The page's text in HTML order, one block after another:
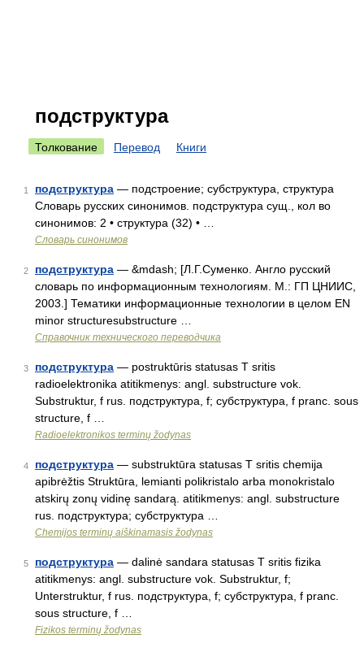
подструктура
Толкование Перевод Книги
1 подструктура — подстроение; субструктура, структура
Словарь русских синонимов. подструктура сущ., кол во
синонимов: 2 • структура (32) • …
Словарь синонимов
2 подструктура — &mdash; [Л.Г.Суменко. Англо русский
словарь по информационным технологиям. М.: ГП ЦНИИС,
2003.] Тематики информационные технологии в целом EN
minor structuresubstructure …
Справочник технического переводчика
3 подструктура — postruktūris statusas T sritis
radioelektronika atitikmenys: angl. substructure vok.
Substruktur, f rus. подструктура, f; субструктура, f pranc. sous
structure, f …
Radioelektronikos terminų žodynas
4 подструктура — substruktūra statusas T sritis chemija
apibrėžtis Struktūra, lemianti polikristalo arba monokristalo
atskirų zonų vidinę sandarą. atitikmenys: angl. substructure
rus. подструктура; субструктура …
Chemijos terminų aiškinamasis žodynas
5 подструктура — dalinė sandara statusas T sritis fizika
atitikmenys: angl. substructure vok. Substruktur, f;
Unterstruktur, f rus. подструктура, f; субструктура, f pranc.
sous structure, f …
Fizikos terminų žodynas